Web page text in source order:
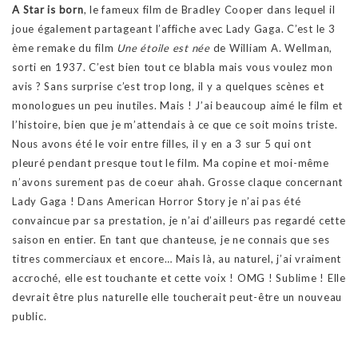
A Star is born, le fameux film de Bradley Cooper dans lequel il
joue également partageant l’affiche avec Lady Gaga. C’est le 3
ème remake du film Une étoile est néede William A. Wellman,
sorti en 1937. C’est bien tout ce blabla mais vous voulez mon
avis ? Sans surprise c’est trop long, il y a quelques scènes et
monologues un peu inutiles. Mais ! J’ai beaucoup aimé le film et
l’histoire, bien que je m’attendais à ce que ce soit moins triste.
Nous avons été le voir entre filles, il y en a 3 sur 5 qui ont
pleuré pendant presque tout le film. Ma copine et moi-même
n’avons surement pas de coeur ahah. Grosse claque concernant
Lady Gaga ! Dans American Horror Story je n’ai pas été
convaincue par sa prestation, je n’ai d’ailleurs pas regardé cette
saison en entier. En tant que chanteuse, je ne connais que ses
titres commerciaux et encore… Mais là, au naturel, j’ai vraiment
accroché, elle est touchante et cette voix ! OMG ! Sublime ! Elle
devrait être plus naturelle elle toucherait peut-être un nouveau
public.